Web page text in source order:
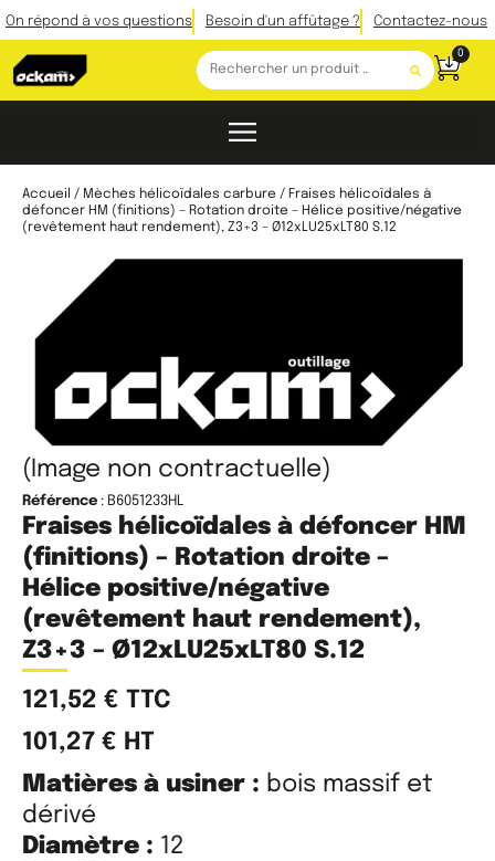
On répond à vos questions Besoin d'un affûtage ? Contactez-nous
0
Accueil / Mèches hélicoïdales carbure / Fraises hélicoïdales à
défoncer HM (finitions) – Rotation droite – Hélice positive/négative
(revêtement haut rendement), Z3+3 – Ø12xLU25xLT80 S.12
(Image non contractuelle)
Référence : B6051233HL
Fraises hélicoïdales à défoncer HM
(finitions) – Rotation droite –
Hélice positive/négative
(revêtement haut rendement),
Z3+3 – Ø12xLU25xLT80 S.12
121,52 € TTC
101,27 € HT
Matières à usiner : bois massif et
dérivé
Diamètre : 12